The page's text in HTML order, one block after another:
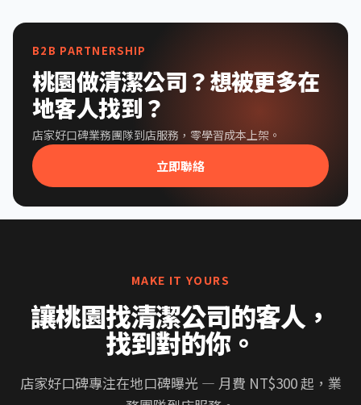
B2B PARTNERSHIP
桃園做清潔公司？想被更多在
地客人找到？
店家好口碑業務團隊到店服務，零學習成本上架。
立即聯絡
MAKE IT YOURS
讓桃園找清潔公司的客人，
找到對的你。
店家好口碑專注在地口碑曝光 — 月費 NT$300 起，業